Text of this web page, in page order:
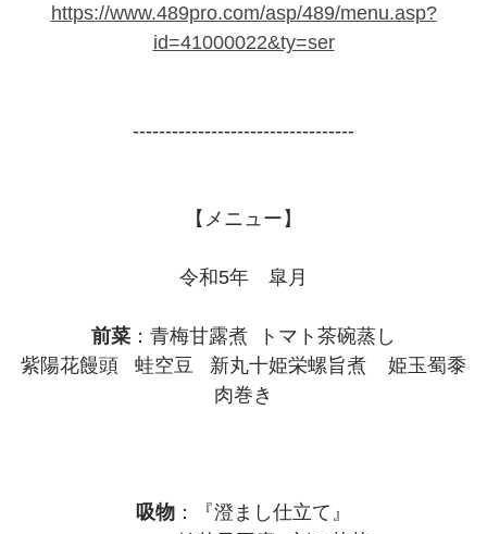
https://www.489pro.com/asp/489/menu.asp?
id=41000022&ty=ser
----------------------------------
【メニュー】
令和5年 皐月
前菜 ：青梅甘露煮 トマト茶碗蒸し
紫陽花饅頭 蛙空豆 新丸十姫栄螺旨煮 姫玉蜀黍
肉巻き
吸物 ：『澄まし仕立て』